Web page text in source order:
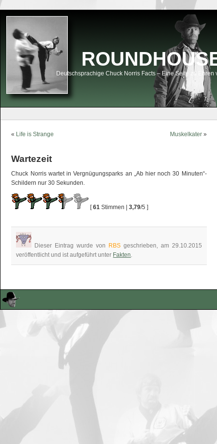
Deutschsprachige Chuck Norris Facts – Eine Seite zu
« Life is Strange Muskelkater»
Wartezeit
Chuck Norris wartet in Vergnügungsparks an „Ab hier noch 30 Minuten“-
Schildern nur 30 Sekunden.
[61 Stimmen |3,79/5 ]
Dieser Eintrag wurde von RBSgeschrieben, am 29.10.2015
veröffentlicht und ist aufgeführt unter Fakten.